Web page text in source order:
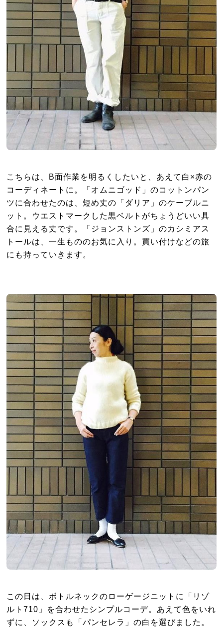
こちらは、B面作業を明るくしたいと、あえて白×赤の
コーディネートに。「オムニゴッド」のコットンパン
ツに合わせたのは、短め丈の「ダリア」のケーブルニ
ット。ウエストマークした黒ベルトがちょうどいい具
合に見える丈です。「ジョンストンズ」のカシミアス
トールは、一生もののお気に入り。買い付けなどの旅
にも持っていきます。
この日は、ボトルネックのローゲージニットに「リゾ
ルト710」を合わせたシンプルコーデ。あえて色をいれ
ずに、ソックスも「パンセレラ」の白を選びました。